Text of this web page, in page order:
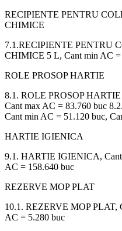
RECIPIENTE PENTRU
CHIMICE
7.1.RECIPIENTE PENTRU
CHIMICE 5 L, Cant min AC =
ROLE PROSOP HARTIE
8.1. ROLE PROSOP
Cant max AC = 83.760 buc
Cant min AC = 51.120 buc,
HARTIE IGIENICA
9.1. HARTIE IGIENICA,
AC = 158.640 buc
REZERVE MOP PLAT
10.1. REZERVE MOP PLAT,
AC = 5.280 buc